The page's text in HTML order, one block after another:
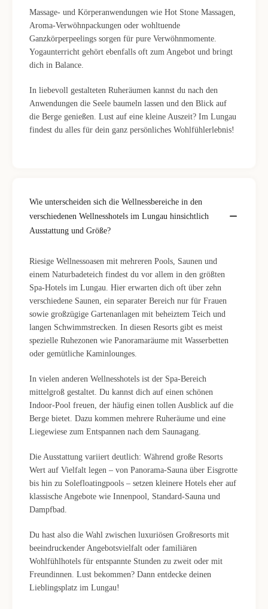
Massage- und Körperanwendungen wie Hot Stone Massagen,
Aroma-Verwöhnpackungen oder wohltuende
Ganzkörperpeelings sorgen für pure Verwöhnmomente.
Yogaunterricht gehört ebenfalls oft zum Angebot und bringt
dich in Balance.
In liebevoll gestalteten Ruheräumen kannst du nach den
Anwendungen die Seele baumeln lassen und den Blick auf
die Berge genießen. Lust auf eine kleine Auszeit? Im Lungau
findest du alles für dein ganz persönliches Wohlfühlerlebnis!
Wie unterscheiden sich die Wellnessbereiche in den
verschiedenen Wellnesshotels im Lungau hinsichtlich
Ausstattung und Größe?
Riesige Wellnessoasen mit mehreren Pools, Saunen und
einem Naturbadeteich findest du vor allem in den größten
Spa-Hotels im Lungau. Hier erwarten dich oft über zehn
verschiedene Saunen, ein separater Bereich nur für Frauen
sowie großzügige Gartenanlagen mit beheiztem Teich und
langen Schwimmstrecken. In diesen Resorts gibt es meist
spezielle Ruhezonen wie Panoramaräume mit Wasserbetten
oder gemütliche Kaminlounges.
In vielen anderen Wellnesshotels ist der Spa-Bereich
mittelgroß gestaltet. Du kannst dich auf einen schönen
Indoor-Pool freuen, der häufig einen tollen Ausblick auf die
Berge bietet. Dazu kommen mehrere Ruheräume und eine
Liegewiese zum Entspannen nach dem Saunagang.
Die Ausstattung variiert deutlich: Während große Resorts
Wert auf Vielfalt legen – von Panorama-Sauna über Eisgrotte
bis hin zu Solefloatingpools – setzen kleinere Hotels eher auf
klassische Angebote wie Innenpool, Standard-Sauna und
Dampfbad.
Du hast also die Wahl zwischen luxuriösen Großresorts mit
beeindruckender Angebotsvielfalt oder familiären
Wohlfühlhotels für entspannte Stunden zu zweit oder mit
Freundinnen. Lust bekommen? Dann entdecke deinen
Lieblingsplatz im Lungau!